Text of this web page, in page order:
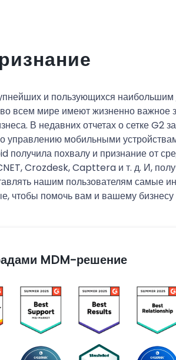
и пользующихся
всем мире имеют жизненно важное
В недавних отчетах о сетке G2
управлению мобильными
получила похвалу и признание от
Crozdesk, Capttera и т. д. И,
нашим пользователям самые
чтобы помочь вам и вашему бизнесу
MDM-решение